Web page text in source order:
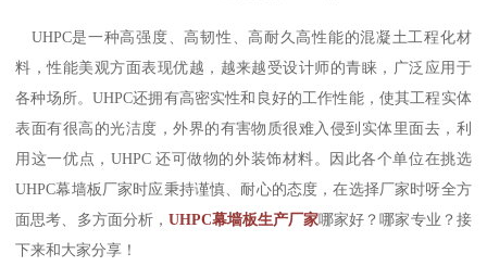
UHPC是一种高强度、高韧性、高耐久高性能的混凝土工程化材
料，性能美观方面表现优越，越来越受设计师的青睐，广泛应用于
各种场所。UHPC还拥有高密实性和良好的工作性能，使其工程实体
表面有很高的光洁度，外界的有害物质很难入侵到实体里面去，利
用这一优点，UHPC 还可做物的外装饰材料。因此各个单位在挑选
UHPC幕墙板厂家时应秉持谨慎、耐心的态度，在选择厂家时呀全方
面思考、多方面分析， UHPC幕墙板生产厂家哪家好？哪家专业？接
下来和大家分享！